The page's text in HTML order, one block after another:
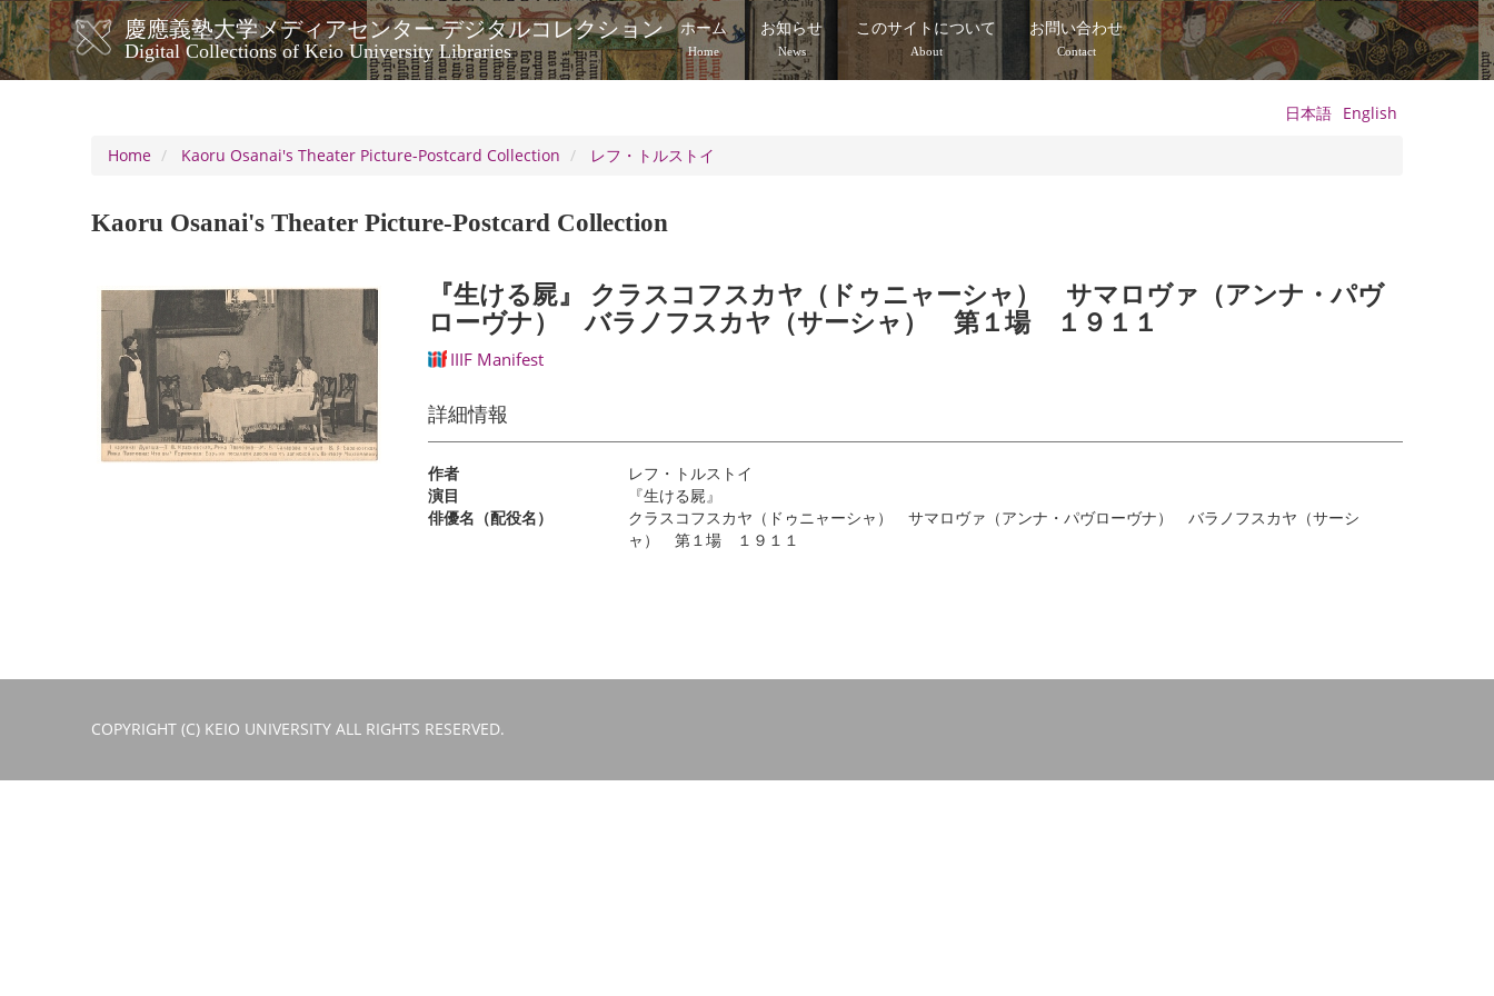
Skip
to
main
content
慶應義塾大学メディアセンター デジタルコレクション
Digital Collections of Keio University Libraries
メ
イ
ビ
シ
ン
ホーム
Home
お知らせ
News
このサイトについて
About
お問い合わせ
Contact
日本語 English
Home
Kaoru Osanai's Theater Picture-Postcard Collection レフ・トルストイ
Kaoru Osanai's Theater Picture-Postcard Collection
『生ける屍』 クラスコフスカヤ（ドゥニャーシャ） サマロヴァ（アンナ・パヴ
ローヴナ） バラノフスカヤ（サーシャ） 第１場 １９１１
IIIF Manifest
詳細情報
作者
レフ・トルストイ
演目
『生ける屍』
俳優名（配役名）
クラスコフスカヤ（ドゥニャーシャ） サマロヴァ（アンナ・パヴローヴナ） バラノフスカヤ（サーシ
ャ） 第１場 １９１１
COPYRIGHT (C) KEIO UNIVERSITY ALL RIGHTS RESERVED.